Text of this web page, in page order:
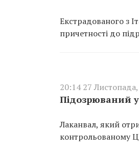
Екстрадованого з
причетності до
20:14 27
Підозрюваний
Лаканвал, який
контрольованому